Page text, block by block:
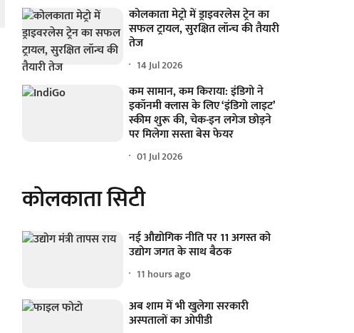
कोलकाता मेट्रो में ड्राइवरलेस ट्रेन का
सफल ट्रायल, सुरक्षित लॉन्च की तैयारी
तेज
14 Jul 2026
कम सामान, कम किराया: इंडिगो ने
इकॉनमी क्लास के लिए ‘इंडिगो लाइट’
स्कीम शुरू की, चेक-इन लगेज छोड़ने
पर मिलेगा सस्ता बेस फेयर
01 Jul 2026
कोलकाता सिटी
नई औद्योगिक नीति पर 11 अगस्त को
उद्योग जगत के साथ बैठक
11 hours ago
अब शाम में भी खुलेगा सरकारी
अस्पतालों का ओपीडी